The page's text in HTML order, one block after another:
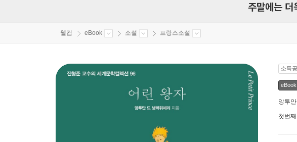
주말에는 더
웰컴 eBook 소설 프랑스소설
소득
eBook
앙투
첫번